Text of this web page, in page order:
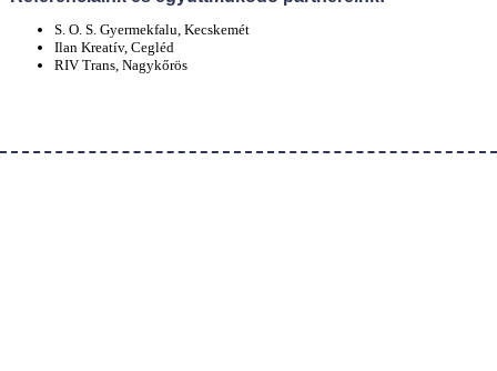
S. O. S. Gyermekfalu, Kecskemét
Ilan Kreatív, Cegléd
RIV Trans, Nagykőrös